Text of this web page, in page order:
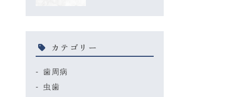
カテゴリー
歯周病
虫歯